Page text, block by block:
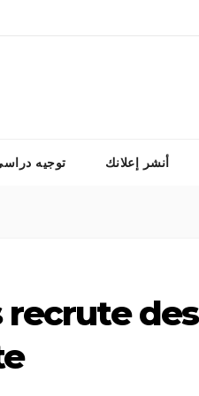
التسجيل في مباراة المعهد الوطني
توجيه أنشر إعلانك
recrute des